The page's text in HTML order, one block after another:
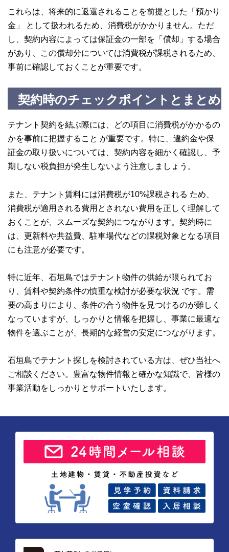
これらは、将来的に返還されることを前提とした「預かり
金」 として扱われるため、消費税がかかりません。ただ
し、契約内容によっては保証金の一部を「償却」する場合
があり、この償却分については消費税が課税されるため、
事前に確認しておくことが重要です。
契約時のチェックポイントとまとめ
テナント契約を結ぶ際には、どの項目に消費税がかかるの
かを事前に把握すること が重要です。特に、違約金や保
証金の取り扱いについては、契約内容を細かく確認し、予
期しない税負担が発生しないよう注意しましょう。
また、テナント賃料には消費税が10%課税される ため、
消費税が適用される費用とされない費用を正しく理解して
おくことが、スムーズな契約につながります。契約時に
は、更新料や共益費、駐車場代などの課税対象となる項目
にも注意が必要です。
特に近年、石垣島ではテナント物件の供給が限られてお
り、賃料や契約条件の慎重な検討が必要な状況 です。需
要の高まりにより、条件の合う物件を見つけるのが難しく
なっていますが、しっかりと情報を把握し、事業に最適な
物件を選ぶことが、長期的な経営の安定につながります。
石垣島でテナント探しを検討されている方は、ぜひ当社へ
ご相談ください。豊富な物件情報と確かな知識で、皆様の
事業活動をしっかりとサポートいたします。